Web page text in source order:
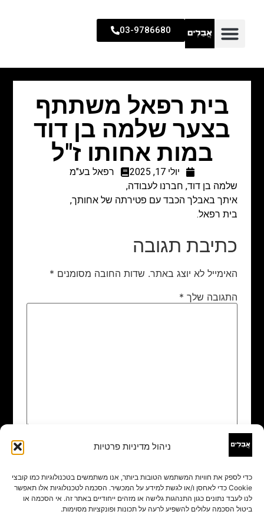
ניהול מדיניות פרטיות
כדי לספק את חוויות המשתמש הטובות ביותר, אנו משתמשים בטכנולוגיות כמו קובצי
Cookie כדי לאחסן ו/או לגשת למידע על המכשיר. הסכמה לטכנולוגיות אלו תאפשר
לנו לעבד נתונים כגון התנהגות גלישה או מזהים ייחודיים באתר זה. אי הסכמה או
ביטול הסכמה עלולים להשפיע לרעה על תכונות ופונקציות מסוימות.
03-9786680
בית רפאל משתתף
בצער שלמה בן דוד
במות אחותו ז"ל
יולי 17, 2025
רפאל בע"מ
שלמה בן דוד, חברנו לעבודה,
איתך באבלך הכבד עם פטירתה של אחותך,
בית רפאל.
כתיבת תגובה
האימייל לא יוצג באתר. שדות החובה מסומנים *
התגובה שלך *
שם
אימייל*